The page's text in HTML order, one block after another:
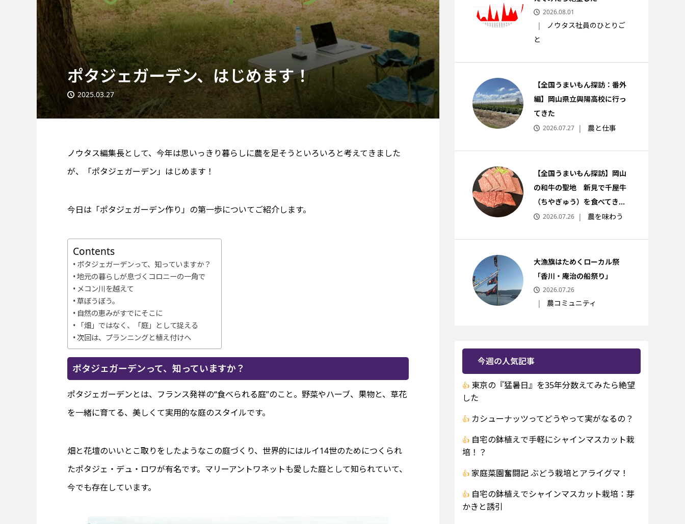
ポタジェガーデン、はじめます！
2025.03.27
ノウタス編集長として、今年は思いっきり暮らしに農を足そうといろいろと考えてきました
が、「ポタジェガーデン」はじめます！
今日は「ポタジェガーデン作り」の第一歩についてご紹介します。
Contents
ポタジェガーデンって、知っていますか？
地元の暮らしが息づくコロニーの一角で
メコン川を越えて
草ぼうぼう。
自然の恵みがすでにそこに
「畑」ではなく、「庭」として捉える
次回は、プランニングと植え付けへ
ポタジェガーデンって、知っていますか？
ポタジェガーデンとは、フランス発祥の“食べられる庭”のこと。野菜やハーブ、果物と、草花
を一緒に育てる、美しくて実用的な庭のスタイルです。
畑と花壇のいいとこ取りをしたようなこの庭づくり、世界的にはルイ14世のためにつくられ
たポタジェ・デュ・ロワが有名です。マリーアントワネットも愛した庭として知られていて、
今でも存在しています。
2026.08.01
ノウタス社員のひとりご
と
【全国うまいもん探訪：番外
編】岡山県立興陽高校に行っ
てきた
2026.07.27 農と仕事
【全国うまいもん探訪】岡山
の和牛の聖地 新見で千屋牛
（ちやぎゅう）を食べてき...
2026.07.26 農を味わう
大漁旗はためくローカル祭
「香川・庵治の船祭り」
2026.07.26
農コミュニティ
今週の人気記事
東京の『猛暑日』を35年分数えてみたら絶望
した
カシューナッツってどうやって実がなるの？
自宅の鉢植えで手軽にシャインマスカット栽
培！？
家庭菜園奮闘記 ぶどう栽培とアライグマ！
自宅の鉢植えでシャインマスカット栽培：芽
かきと誘引